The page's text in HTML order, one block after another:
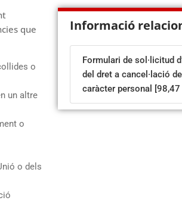
que
o
un altre
o
o dels
Informació
Formulari de sol·licitud
del dret a cancel·lació
caràcter personal [98,47